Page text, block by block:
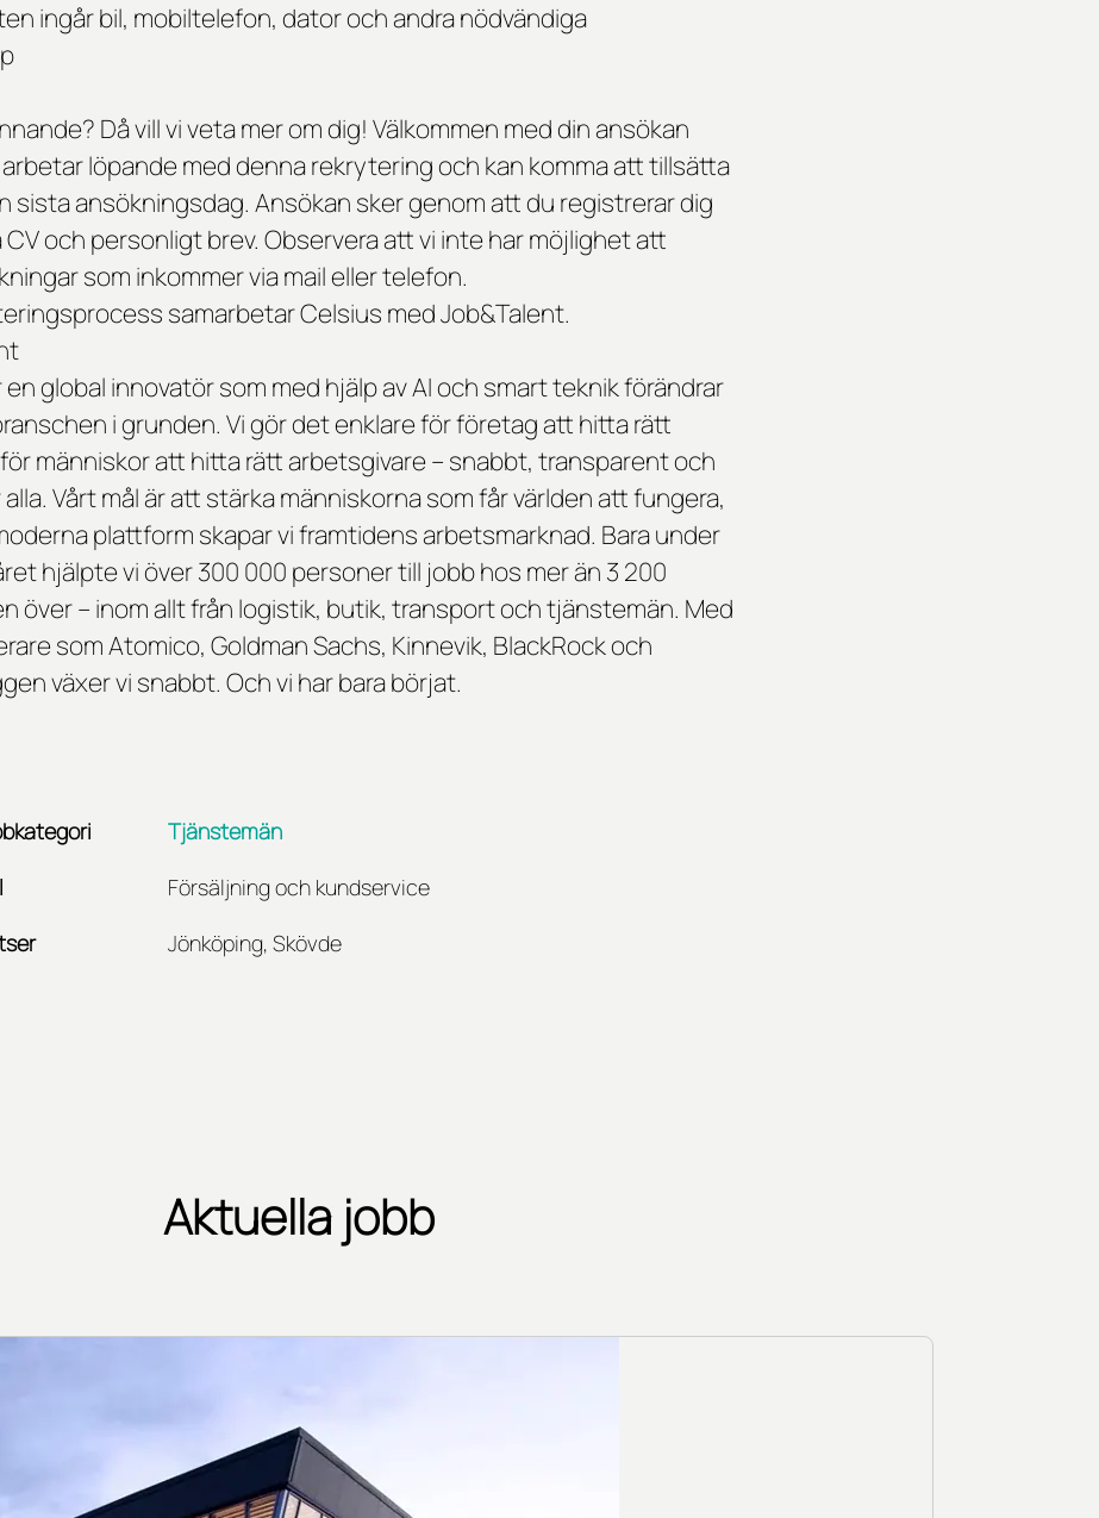
ingår bil, mobiltelefon, dator och andra nödvändiga
Då vill vi veta mer om dig! Välkommen med din ansökan
arbetar löpande med denna rekrytering och kan komma att tillsätta
sista ansökningsdag. Ansökan sker genom att du registrerar dig
och personligt brev. Observera att vi inte har möjlighet att
som inkommer via mail eller telefon.
samarbetarCelsius med Job&Talent.
global innovatör som med hjälp av AI och smart teknik förändrar
i grunden. Vi gör det enklare för företag att hitta rätt
människor att hitta rätt arbetsgivare – snabbt, transparent och
Vårt mål är att stärka människorna som får världen att fungera,
plattform skapar vi framtidens arbetsmarknad. Bara under
hjälpte vi över 300 000 personer till jobb hos mer än 3 200
över – inom allt från logistik, butik, transport och tjänstemän. Med
som Atomico, Goldman Sachs, Kinnevik, BlackRock och
växer vi snabbt. Och vi har bara börjat.
Tjänstemän
Försäljning och kundservice
Jönköping, Skövde
Aktuella jobb